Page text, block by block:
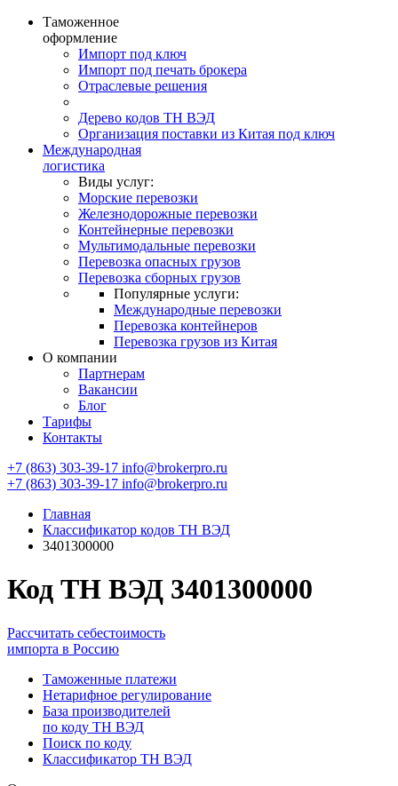
Таможенное
оформление
Импорт под ключ
Импорт под печать брокера
Отраслевые решения
Дерево кодов ТН ВЭД
Организация поставки из Китая под ключ
Международная
логистика
Виды услуг:
Морские перевозки
Железнодорожные перевозки
Контейнерные перевозки
Мультимодальные перевозки
Перевозка опасных грузов
Перевозка сборных грузов
Популярные услуги:
Международные перевозки
Перевозка контейнеров
Перевозка грузов из Китая
О компании
Партнерам
Вакансии
Блог
Тарифы
Контакты
+7 (863) 303-39-17 info@brokerpro.ru
+7 (863) 303-39-17 info@brokerpro.ru
Главная
Классификатор кодов ТН ВЭД
3401300000
Код ТН ВЭД 3401300000
Рассчитать себестоимость
импорта в Россию
Таможенные платежи
Нетарифное регулирование
База производителей
по коду ТН ВЭД
Поиск по коду
Классификатор ТН ВЭД